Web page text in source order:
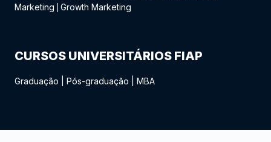
Marketing
Growth Marketing
CURSOS UNIVERSITÁRIOS FIAP
Graduação Pós-graduação MBA